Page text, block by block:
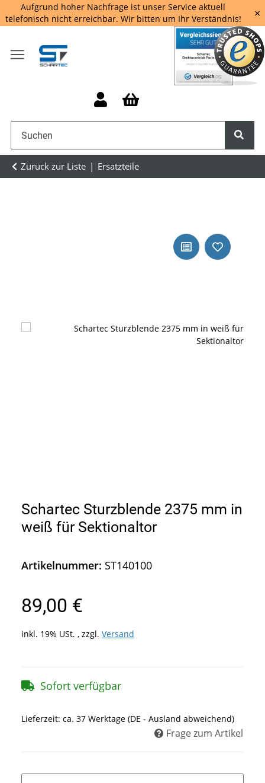
Aufgrund hoher Nachfrage ist unser Service aktuell
telefonisch nicht erreichbar. Wir bitten um Ihr Verständnis!
×
Zurück zur Liste Ersatzteile
Schartec Sturzblende 2375 mm in
weiß für Sektionaltor
Artikelnummer: ST140100
89,00 €
inkl. 19% USt. , zzgl. Versand
Sofort verfügbar
Lieferzeit: ca. 37 Werktage (DE - Ausland abweichend)
Frage zum Artikel